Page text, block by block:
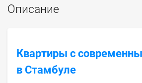
Описание
Квартиры с
в Стамбуле